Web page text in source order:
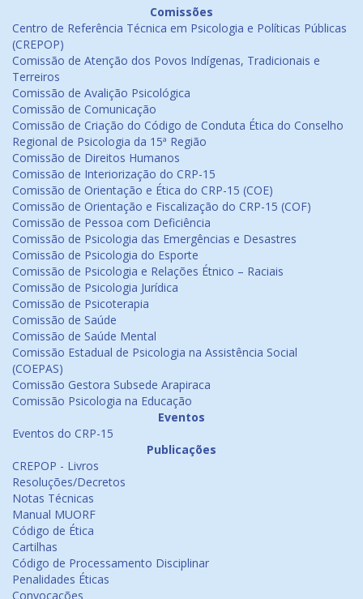
Comissões
Centro de Referência Técnica em Psicologia e Políticas Públicas
(CREPOP)
Comissão de Atenção dos Povos Indígenas, Tradicionais e
Terreiros
Comissão de Avalição Psicológica
Comissão de Comunicação
Comissão de Criação do Código de Conduta Ética do Conselho
Regional de Psicologia da 15ª Região
Comissão de Direitos Humanos
Comissão de Interiorização do CRP-15
Comissão de Orientação e Ética do CRP-15 (COE)
Comissão de Orientação e Fiscalização do CRP-15 (COF)
Comissão de Pessoa com Deficiência
Comissão de Psicologia das Emergências e Desastres
Comissão de Psicologia do Esporte
Comissão de Psicologia e Relações Étnico – Raciais
Comissão de Psicologia Jurídica
Comissão de Psicoterapia
Comissão de Saúde
Comissão de Saúde Mental
Comissão Estadual de Psicologia na Assistência Social
(COEPAS)
Comissão Gestora Subsede Arapiraca
Comissão Psicologia na Educação
Eventos
Eventos do CRP-15
Publicações
CREPOP - Livros
Resoluções/Decretos
Notas Técnicas
Manual MUORF
Código de Ética
Cartilhas
Código de Processamento Disciplinar
Penalidades Éticas
Convocações